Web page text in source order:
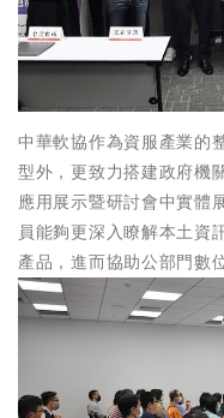
中華軟協作為資服產業的
型外，更致力搭建政府機
應用展示暨研討會中實體
員能夠更深入瞭解本土資
產品，進而協助公部門數